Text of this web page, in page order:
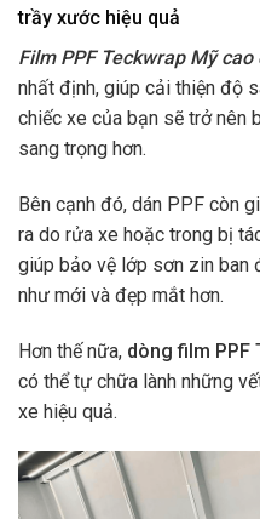
trầy xước hiệu quả
Film PPF Teckwrap Mỹ cao
nhất định, giúp cải thiện độ
chiếc xe của bạn sẽ trở nên
sang trọng hơn.
Bên cạnh đó, dán PPF còn
ra do rửa xe hoặc trong bị
giúp bảo vệ lớp sơn zin ban
như mới và đẹp mắt hơn.
Hơn thế nữa, dòng film PPF
có thể tự chữa lành những
xe hiệu quả.